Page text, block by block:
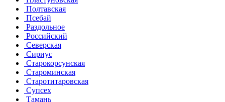
Полтавская
Псебай
Раздольное
Российский
Северская
Сириус
Старокорсунская
Староминская
Старотитаровская
Супсех
Тамань